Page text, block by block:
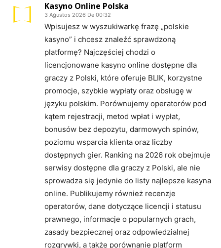
Kasyno Online Polska
3 Ağustos 2026 De 00:32
Wpisujesz w wyszukiwarkę frazę „polskie
kasyno” i chcesz znaleźć sprawdzoną
platformę? Najczęściej chodzi o
licencjonowane kasyno online dostępne dla
graczy z Polski, które oferuje BLIK, korzystne
promocje, szybkie wypłaty oraz obsługę w
języku polskim. Porównujemy operatorów pod
kątem rejestracji, metod wpłat i wypłat,
bonusów bez depozytu, darmowych spinów,
poziomu wsparcia klienta oraz liczby
dostępnych gier. Ranking na 2026 rok obejmuje
serwisy dostępne dla graczy z Polski, ale nie
sprowadza się jedynie do listy najlepsze kasyna
online. Publikujemy również recenzje
operatorów, dane dotyczące licencji i statusu
prawnego, informacje o popularnych grach,
zasady bezpiecznej oraz odpowiedzialnej
rozgrywki, a także porównanie platform